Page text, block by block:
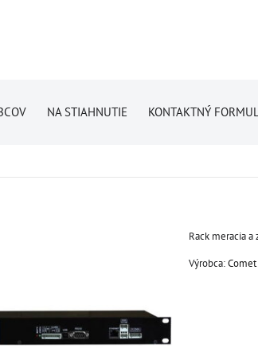
NA STIAHNUTIE KONTAKTNÝ
Rack meracia
Výrobca:Comet